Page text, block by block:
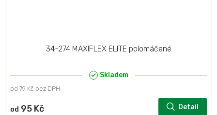
34-274 MAXIFLEX ELITE polomáčené
Skladem
od 79 Kč bez DPH
od 95 Kč Detail